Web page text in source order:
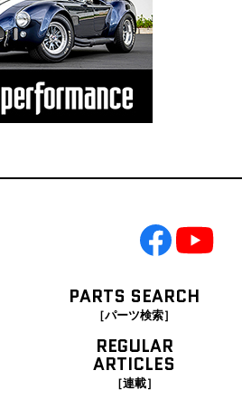
PARTS SEARCH
［パーツ検索］
REGULAR
ARTICLES
［連載］